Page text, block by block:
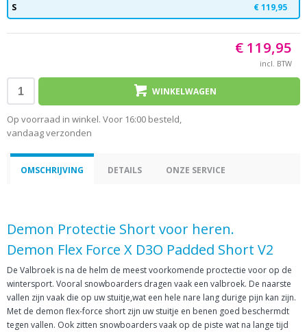
S € 119,95
€ 119,95
incl. BTW
WINKELWAGEN
Op voorraad in winkel. Voor 16:00 besteld,
vandaag verzonden
OMSCHRIJVING DETAILS ONZE SERVICE
Demon Protectie Short voor heren.
Demon Flex Force X D3O Padded Short V2
De Valbroek is na de helm de meest voorkomende proctectie voor op de
wintersport. Vooral snowboarders dragen vaak een valbroek. De naarste
vallen zijn vaak die op uw stuitje,wat een hele nare lang durige pijn kan zijn.
Met de demon flex-force short zijn uw stuitje en benen goed beschermdt
tegen vallen. Ook zitten snowboarders vaak op de piste wat na lange tijd